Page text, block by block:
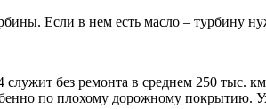
Если в нем есть масло – турбину
служит без ремонта в среднем 250
по плохому дорожному покрытию.